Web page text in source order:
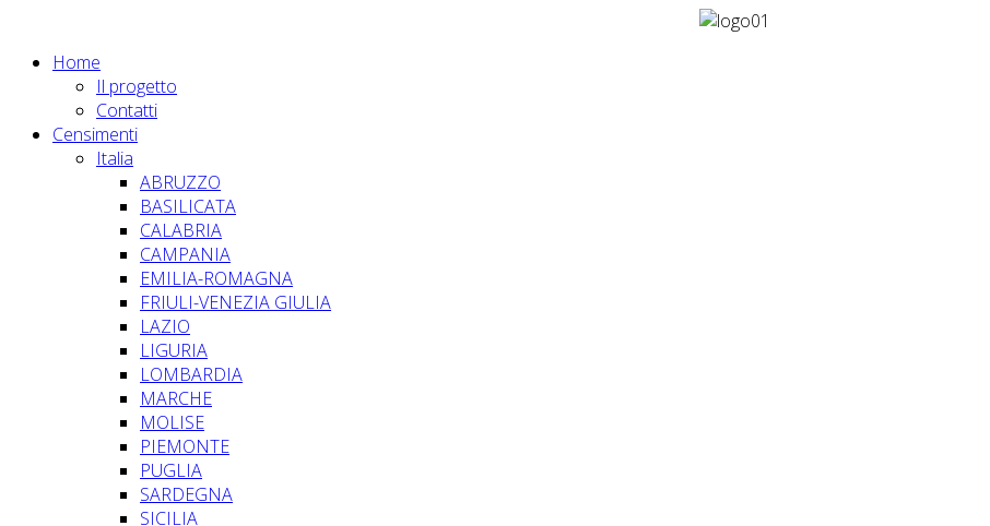
Home
Il progetto
Contatti
Censimenti
Italia
ABRUZZO
BASILICATA
CALABRIA
CAMPANIA
EMILIA-ROMAGNA
FRIULI-VENEZIA GIULIA
LAZIO
LIGURIA
LOMBARDIA
MARCHE
MOLISE
PIEMONTE
PUGLIA
SARDEGNA
SICILIA